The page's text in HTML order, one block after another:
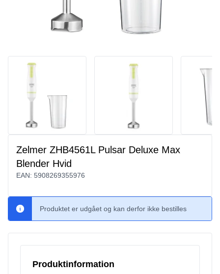
Zelmer ZHB4561L Pulsar Deluxe Max
Blender Hvid
EAN: 5908269355976
Produktet er udgået og kan derfor ikke bestilles
Produktinformation